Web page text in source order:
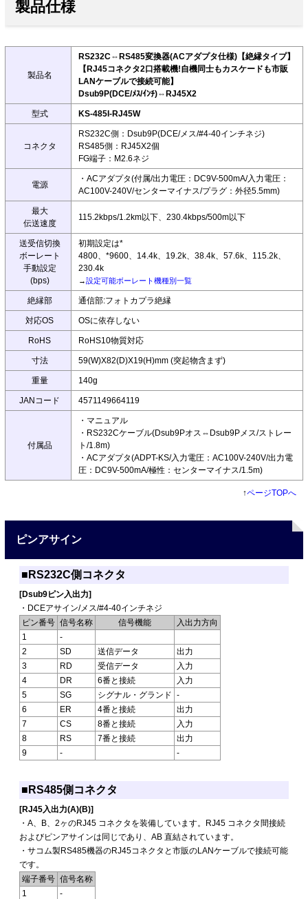
製品仕様
製品名
RS232C⇔RS485変換器(ACアダプタ仕様)【絶縁タイプ】
【RJ45コネクタ2口搭載機!自機同士もカスケードも市販
LANケーブルで接続可能】
Dsub9P(DCE/ﾒｽ/ｲﾝﾁ)⇔RJ45X2
型式 KS-485I-RJ45W
コネクタ
RS232C側：Dsub9P(DCE/メス/#4-40インチネジ)
RS485側：RJ45X2個
FG端子：M2.6ネジ
電源
・ACアダプタ(付属/出力電圧：DC9V-500mA/入力電圧：
AC100V-240V/センターマイナス/プラグ：外径5.5mm)
最大
伝送速度
115.2kbps/1.2km以下、230.4kbps/500m以下
送受信切換
ボーレート
手動設定
(bps)
初期設定は*
4800、*9600、14.4k、19.2k、38.4k、57.6k、115.2k、
230.4k
→設定可能ボーレート機種別一覧
絶縁部 通信部:フォトカプラ絶縁
対応OS OSに依存しない
RoHS RoHS10物質対応
寸法 59(W)X82(D)X19(H)mm (突起物含まず)
重量 140g
JANコード 4571149664119
付属品
・マニュアル
・RS232Cケーブル(Dsub9Pオス⇔Dsub9Pメス/ストレー
ト/1.8m)
・ACアダプタ(ADPT-KS/入力電圧：AC100V-240V/出力電
圧：DC9V-500mA/極性：センターマイナス/1.5m)
↑ページTOPへ
ピンアサイン
■RS232C側コネクタ
[Dsub9ピン入出力]
・DCEアサイン/メス/#4-40インチネジ
ピン番号 信号名称 信号機能
入出力方向
1
-
2
SD 送信データ
出力
3
RD 受信データ
入力
4
DR 6番と接続
入力
5
SG シグナル・グランド
-
6
ER 4番と接続
出力
7
CS 8番と接続
入力
8
RS 7番と接続
出力
9
- -
■RS485側コネクタ
[RJ45入出力(A)(B)]
・A、B、2ヶのRJ45 コネクタを装備しています。RJ45 コネクタ間接続
およびピンアサインは同じであり、AB 直結されています。
・サコム製RS485機器のRJ45コネクタと市販のLANケーブルで接続可能
です。
端子番号 信号名称
1
-